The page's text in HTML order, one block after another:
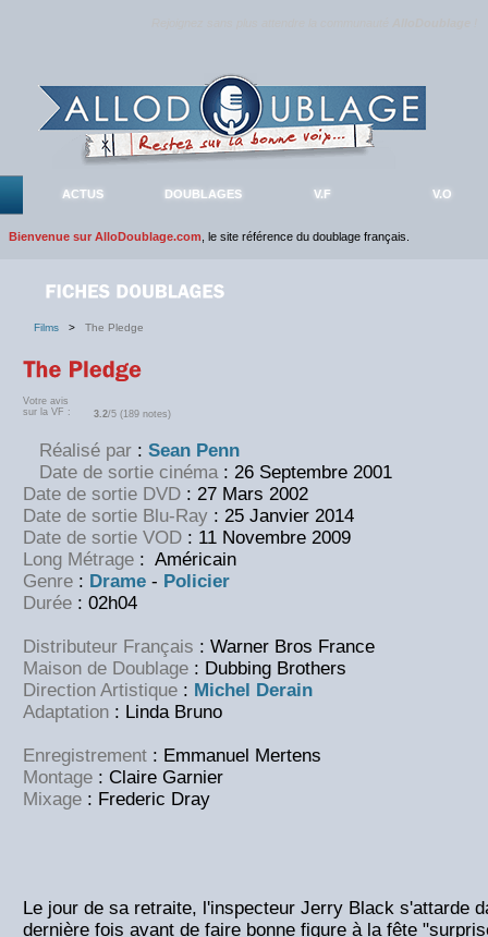
ACTUS DOUBLAGES V.F V.O
Bienvenue sur AlloDoublage.com , le site référence du doublage français.
Films > The Pledge
Votre avis
sur la VF :
3.2/5 (189 notes)
Réalisé par : Sean Penn
Date de sortie cinéma : 26 Septembre 2001
Date de sortie DVD : 27 Mars 2002
Date de sortie Blu-Ray : 25 Janvier 2014
Date de sortie VOD : 11 Novembre 2009
Long Métrage : Américain
Genre : Drame - Policier
Durée : 02h04
Distributeur Français : Warner Bros France
Maison de Doublage : Dubbing Brothers
Direction Artistique : Michel Derain
Adaptation : Linda Bruno
Enregistrement : Emmanuel Mertens
Montage : Claire Garnier
Mixage : Frederic Dray
Le jour de sa retraite, l'inspecteur Jerry Black s'attarde
dernière fois avant de faire bonne figure à la fête